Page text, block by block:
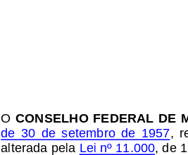
O CONSELHO FEDERAL DE
de  30  de  setembro  de  1957 ,
alterada pela Lei nº 11.000 , de